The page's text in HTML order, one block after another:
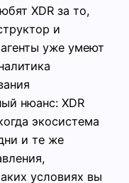
XDR за то,
и
уже умеют
нюанс: XDR
экосистема
и те же
условиях вы